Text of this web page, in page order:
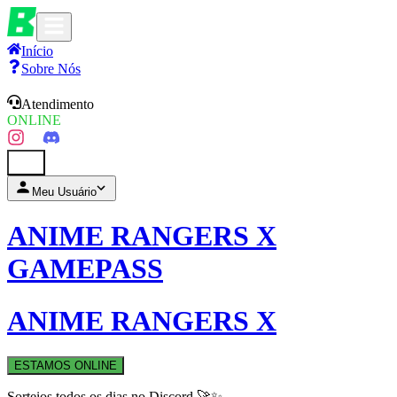
Início
Sobre Nós
Atendimento
ONLINE
Meu Usuário
ANIME RANGERS X
GAMEPASS
ANIME RANGERS X
ESTAMOS ONLINE